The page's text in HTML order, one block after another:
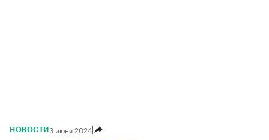
НОВОСТИ 3 июня 2024